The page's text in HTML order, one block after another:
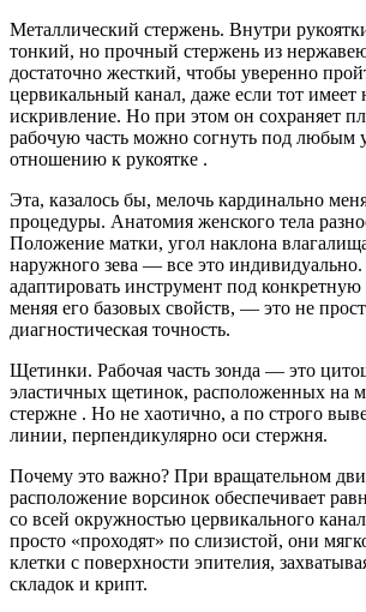
Металлический стержень. Внутри
тонкий, но прочный стержень из
достаточно жесткий, чтобы уверенно
цервикальный канал, даже если тот имеет
искривление. Но при этом он сохраняет
рабочую часть можно согнуть под любым
отношению к рукоятке .
Эта, казалось бы, мелочь кардинально
процедуры. Анатомия женского тела
Положение матки, угол наклона
наружного зева — все это
адаптировать инструмент под конкретную
меняя его базовых свойств, — это не
диагностическая точность.
Щетинки. Рабочая часть зонда — это
эластичных щетинок, расположенных на
стержне . Но не хаотично, а по строго
линии, перпендикулярно оси стержня.
Почему это важно? При вращательном
расположение ворсинок обеспечивает
со всей окружностью цервикального
просто «проходят» по слизистой, они
клетки с поверхности эпителия,
складок и крипт.